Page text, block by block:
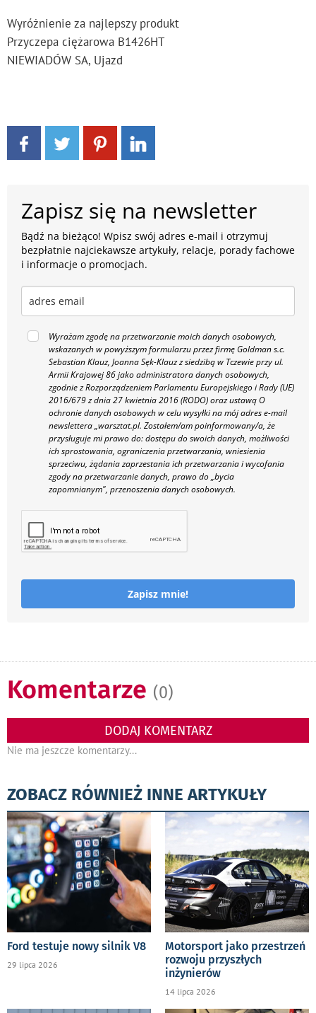
Wyróżnienie za najlepszy produkt
Przyczepa ciężarowa B1426HT
NIEWIADÓW SA, Ujazd
Zapisz się na newsletter
Bądź na bieżąco! Wpisz swój adres e-mail i otrzymuj
bezpłatnie najciekawsze artykuły, relacje, porady fachowe
i informacje o promocjach.
Wyrażam zgodę na przetwarzanie moich danych osobowych,
wskazanych w powyższym formularzu przez firmę Goldman s.c.
Sebastian Klauz, Joanna Sęk-Klauz z siedzibą w Tczewie przy ul.
Armii Krajowej 86 jako administratora danych osobowych,
zgodnie z Rozporządzeniem Parlamentu Europejskiego i Rady (UE)
2016/679 z dnia 27 kwietnia 2016 (RODO) oraz ustawą O
ochronie danych osobowych w celu wysyłki na mój adres e-mail
newslettera „warsztat.pl. Zostałem/am poinformowany/a, że
przysługuje mi prawo do: dostępu do swoich danych, możliwości
ich sprostowania, ograniczenia przetwarzania, wniesienia
sprzeciwu, żądania zaprzestania ich przetwarzania i wycofania
zgody na przetwarzanie danych, prawo do „bycia
zapomnianym", przenoszenia danych osobowych.
Zapisz mnie!
Komentarze (0)
DODAJ KOMENTARZ
Nie ma jeszcze komentarzy...
ZOBACZ RÓWNIEŻ INNE ARTYKUŁY
Ford testuje nowy silnik V8
29 lipca 2026
Motorsport jako przestrzeń
rozwoju przyszłych
inżynierów
14 lipca 2026